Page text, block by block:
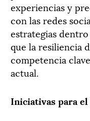
experiencias y
con las redes
estrategias
que la resiliencia
competencia
actual.
Iniciativas para